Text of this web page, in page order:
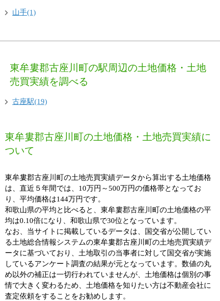
山手(1)
東牟婁郡古座川町の駅周辺の土地価格・土地
売買実績を調べる
古座駅(19)
東牟婁郡古座川町の土地価格・土地売買実績に
ついて
東牟婁郡古座川町の土地売買実績データから算出する土地価格
は、直近５年間では、10万円～500万円の価格帯となってお
り、平均価格は144万円です。
和歌山県の平均と比べると、東牟婁郡古座川町の土地価格の平
均は0.10倍になり、和歌山県で30位となっています。
なお、当サイトに掲載しているデータは、国交省が公開してい
る土地総合情報システムの東牟婁郡古座川町の土地売買実績デ
ータに基づいており、土地取引の当事者に対して国交省が実施
しているアンケート調査の結果が元となっています。数値の丸
め以外の補正は一切行われていませんが、土地価格は個別の事
情で大きく変わるため、土地価格を知りたい方は不動産会社に
査定依頼をすることをお勧めします。